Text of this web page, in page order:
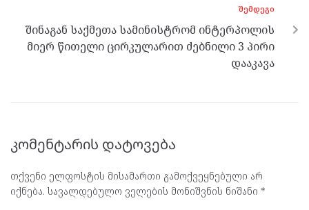
ᲨᲔᲛᲓᲔᲒᲘ
შინაგან საქმეთა სამინისტრომ ინტერპოლის
მიერ წითელი ცირკულარით ძებნილი 3 პირი
დააკავა
კომენტარის დატოვება
თქვენი ელფოსტის მისამართი გამოქვეყნებული არ
იქნება. სავალდებულო ველების მონიშვნის ნიშანი *